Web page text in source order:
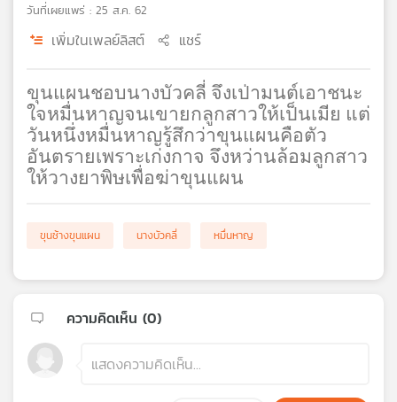
เกี่ยว
เครือ
ข่าย
วิทยุ
แผนที่
วิทยุ
เครือ
วันที่เผยแพร่ : 25 ส.ค. 62
เพิ่มในเพลย์ลิสต์ แชร์
ขุนแผนชอบนางบัวคลี่ จึงเป่ามนต์เอาชนะ
ใจหมื่นหาญจนเขายกลูกสาวให้เป็นเมีย แต่
วันหนึ่งหมื่นหาญรู้สึกว่าขุนแผนคือตัว
อันตรายเพราะเก่งกาจ จึงหว่านล้อมลูกสาว
ให้วางยาพิษเพื่อฆ่าขุนแผน
ขุนช้างขุนแผน นางบัวคลี่ หมื่นหาญ
ความคิดเห็น (0)